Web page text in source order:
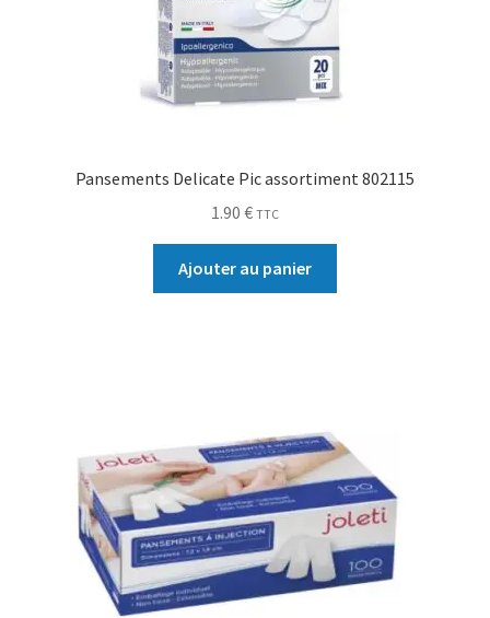
Pansements Delicate Pic assortiment 802115
1.90 € TTC
Ajouter au panier